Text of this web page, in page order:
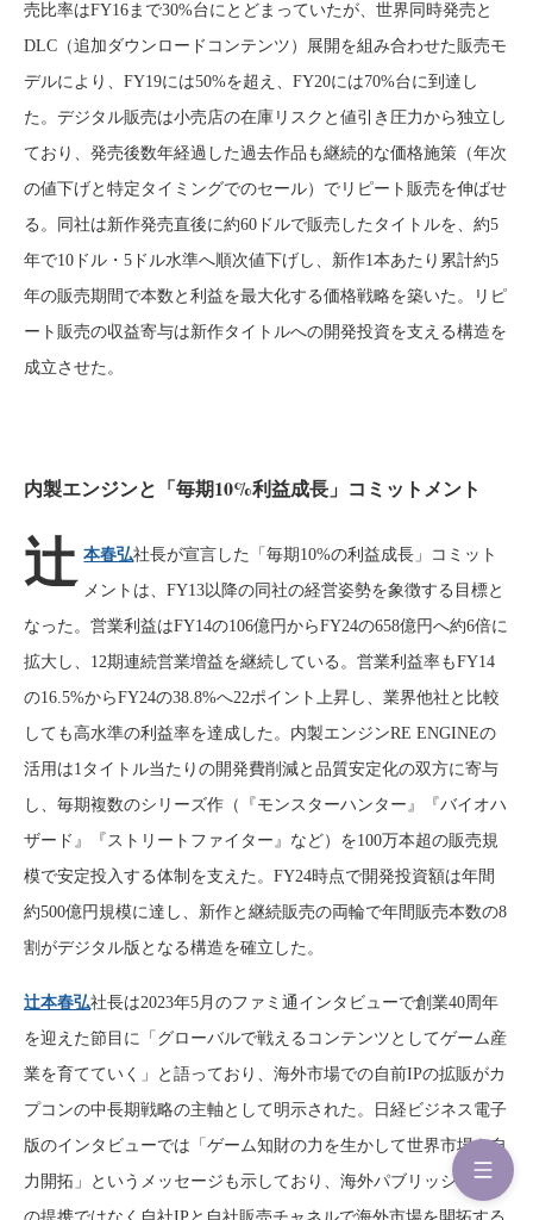
売比率はFY16まで30%台にとどまっていたが、世界同時発売と
DLC（追加ダウンロードコンテンツ）展開を組み合わせた販売モ
デルにより、FY19には50%を超え、FY20には70%台に到達し
た。デジタル販売は小売店の在庫リスクと値引き圧力から独立し
ており、発売後数年経過した過去作品も継続的な価格施策（年次
の値下げと特定タイミングでのセール）でリピート販売を伸ばせ
る。同社は新作発売直後に約60ドルで販売したタイトルを、約5
年で10ドル・5ドル水準へ順次値下げし、新作1本あたり累計約5
年の販売期間で本数と利益を最大化する価格戦略を築いた。リピ
ート販売の収益寄与は新作タイトルへの開発投資を支える構造を
成立させた。
内製エンジンと「毎期10%利益成長」コミットメント
辻 本春弘社長が宣言した「毎期10%の利益成長」コミット
メントは、FY13以降の同社の経営姿勢を象徴する目標と
なった。営業利益はFY14の106億円からFY24の658億円へ約6倍に
拡大し、12期連続営業増益を継続している。営業利益率もFY14
の16.5%からFY24の38.8%へ22ポイント上昇し、業界他社と比較
しても高水準の利益率を達成した。内製エンジンRE ENGINEの
活用は1タイトル当たりの開発費削減と品質安定化の双方に寄与
し、毎期複数のシリーズ作（『モンスターハンター』『バイオハ
ザード』『ストリートファイター』など）を100万本超の販売規
模で安定投入する体制を支えた。FY24時点で開発投資額は年間
約500億円規模に達し、新作と継続販売の両輪で年間販売本数の8
割がデジタル版となる構造を確立した。
辻本春弘社長は2023年5月のファミ通インタビューで創業40周年
を迎えた節目に「グローバルで戦えるコンテンツとしてゲーム産
業を育てていく」と語っており、海外市場での自前IPの拡販がカ
プコンの中長期戦略の主軸として明示された。日経ビジネス電子
版のインタビューでは「ゲーム知財の力を生かして世界市場を自
力開拓」というメッセージも示しており、海外パブリッシャーと